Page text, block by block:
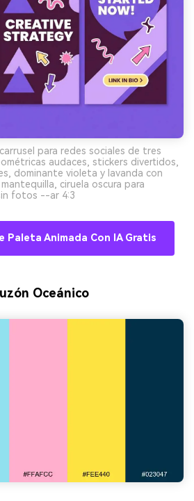
para redes sociales de tres
audaces, stickers divertidos,
dominante violeta y lavanda con
ciruela oscura para
fotos --ar 4:3
Paleta Animada Con IA Gratis
Oceánico